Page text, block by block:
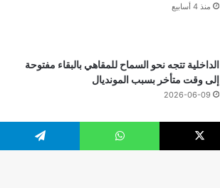
منذ 4 أسابيع
الداخلية تتجه نحو السماح للمقاهي بالبقاء مفتوحة
إلى وقت متأخر بسبب المونديال
2026-06-09
واتساب تيلقرام